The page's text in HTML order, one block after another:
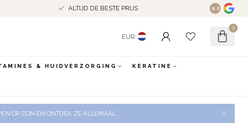
ALTIJD DE BESTE PRIJS 9.2
EUR
0
& HUIDVERZORGING KERATINE
OP ZON EN ONTDEK ZE ALLEMAAL